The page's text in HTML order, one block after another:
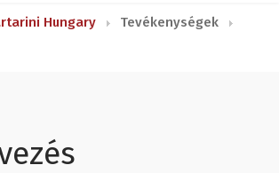
Hungary
Tevékenységek